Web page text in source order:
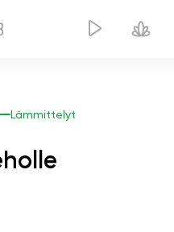
Lämmittelyt